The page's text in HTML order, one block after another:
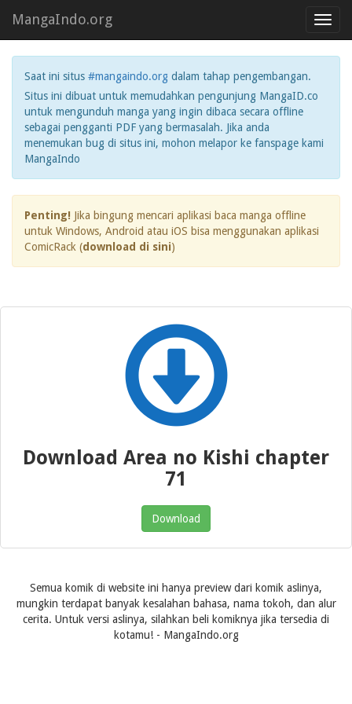
MangaIndo.org
Saat ini situs #mangaindo.org dalam tahap pengembangan.
Situs ini dibuat untuk memudahkan pengunjung MangaID.co
untuk mengunduh manga yang ingin dibaca secara offline
sebagai pengganti PDF yang bermasalah. Jika anda
menemukan bug di situs ini, mohon melapor ke fanspage kami
MangaIndo
Penting! Jika bingung mencari aplikasi baca manga offline
untuk Windows, Android atau iOS bisa menggunakan aplikasi
ComicRack (download di sini)
Download Area no Kishi chapter
71
Download
Semua komik di website ini hanya preview dari komik aslinya,
mungkin terdapat banyak kesalahan bahasa, nama tokoh, dan alur
cerita. Untuk versi aslinya, silahkan beli komiknya jika tersedia di
kotamu! - MangaIndo.org